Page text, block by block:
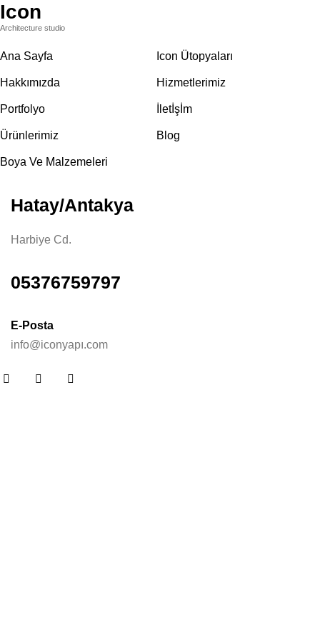
Icon
Architecture studio
Ana Sayfa Icon Ütopyaları
Hakkımızda Hizmetlerimiz
Portfolyo İletİşİm
Ürünlerimiz Blog
Boya Ve Malzemeleri
Hatay/Antakya
Harbiye Cd.
05376759797
E-Posta
info@iconyapı.com